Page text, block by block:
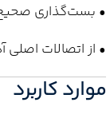
• بست‌گذاری
• از اتصالات
موارد کاربرد